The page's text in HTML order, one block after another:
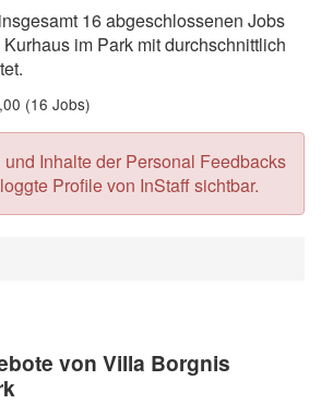
16 abgeschlossenen Jobs
im Park mit durchschnittlich
(16 Jobs)
Inhalte der Personal Feedbacks
Profile von InStaff sichtbar.
von Villa Borgnis